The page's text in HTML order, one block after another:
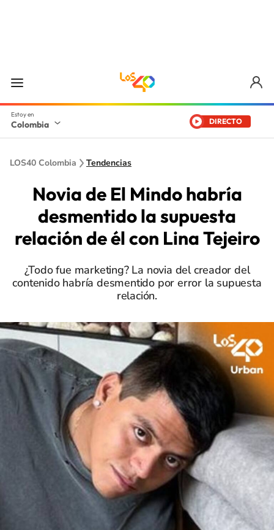
Colombia DIRECTO
LOS40 Colombia Tendencias
Novia de El Mindo habría
desmentido la supuesta
relación de él con Lina Tejeiro
¿Todo fue marketing? La novia del creador del
contenido habría desmentido por error la supuesta
relación.